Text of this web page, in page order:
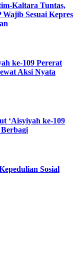
Kaltara Tuntas,
Sesuai Kepres
ke-109 Pererat
Aksi Nyata
‘Aisyiyah ke-109
Sosial